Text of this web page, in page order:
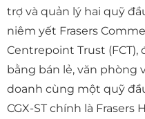
trợ và quản lý hai quỹ
niêm yết Frasers
Centrepoint Trust
bằng bán lẻ, văn phòng
doanh cùng một quỹ
CGX-ST chính là